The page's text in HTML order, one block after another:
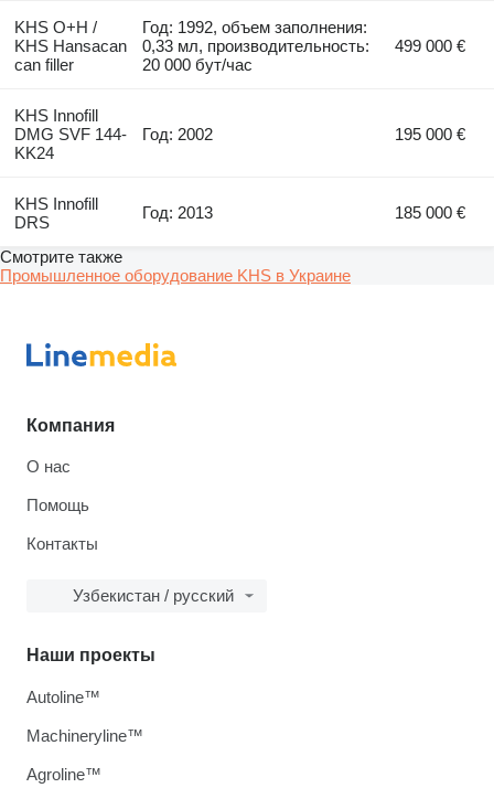
KHS O+H /
KHS Hansacan
can filler
Год: 1992, объем заполнения:
0,33 мл, производительность:
20 000 бут/час
499 000 €
KHS Innofill
DMG SVF 144-
KK24
Год: 2002 195 000 €
KHS Innofill
DRS
Год: 2013 185 000 €
Смотрите также
Промышленное оборудование KHS в Украине
Компания
О нас
Помощь
Контакты
Узбекистан / русский
Наши проекты
Autoline™
Machineryline™
Agroline™